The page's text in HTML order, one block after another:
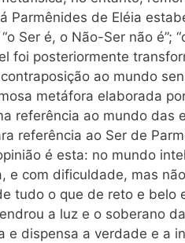
Parmênides de Eléia
Ser é, o Não-Ser não é”;
foi posteriormente
ao mundo
metáfora elaborada
referência ao mundo das
referência ao Ser de
é esta: no mundo
e com dificuldade, mas
tudo o que de reto e belo
a luz e o soberano
e dispensa a verdade e a